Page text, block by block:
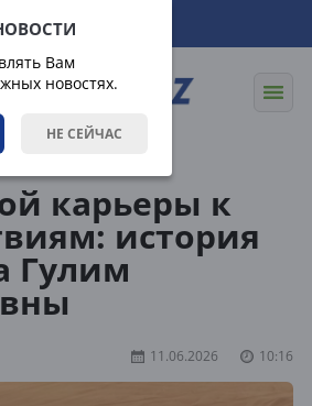
Вам
новостях.
НЕ СЕЙЧАС
карьеры к
история
Гулим
11.06.2026 10:16